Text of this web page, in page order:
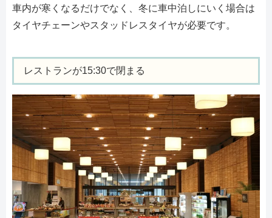
車内が寒くなるだけでなく、冬に車中泊しにいく場合は
タイヤチェーンやスタッドレスタイヤが必要です。
レストランが15:30で閉まる